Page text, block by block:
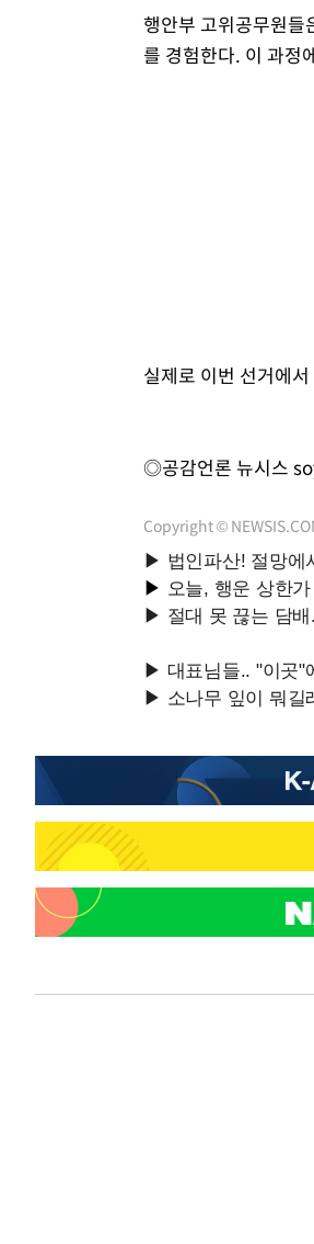
행안부 고위공무원들
를 경험한다. 이 과정
실제로 이번 선거에
◎공감언론 뉴시스
Copyright ©